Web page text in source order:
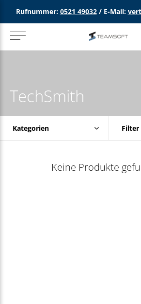
Rufnummer: 0521 49032/ E-Mail:
TechSmith
Kategorien Filter
Keine Produkte